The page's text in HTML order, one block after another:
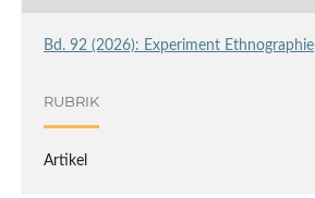
Bd. 92 (2026): Experiment Ethnographie
RUBRIK
Artikel